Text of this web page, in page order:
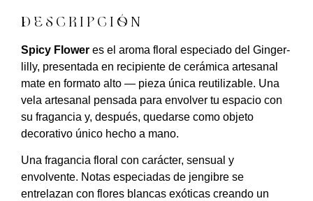
DESCRIPCIÓN
Spicy Flower es el aroma floral especiado del Ginger-
lilly, presentada en recipiente de cerámica artesanal
mate en formato alto — pieza única reutilizable. Una
vela artesanal pensada para envolver tu espacio con
su fragancia y, después, quedarse como objeto
decorativo único hecho a mano.
Una fragancia floral con carácter, sensual y
envolvente. Notas especiadas de jengibre se
entrelazan con flores blancas exóticas creando un